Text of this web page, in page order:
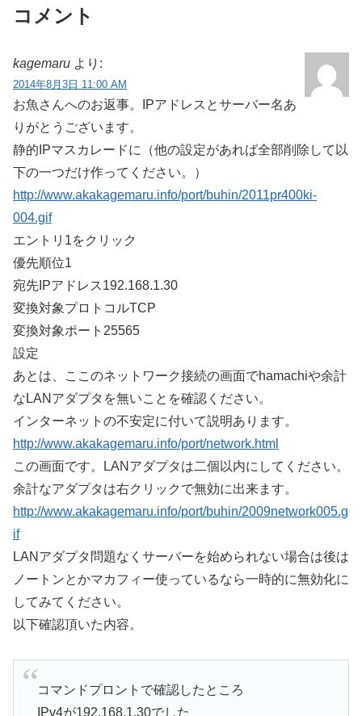
コメント
kagemaru より:
2014年8月3日 11:00 AM
お魚さんへのお返事。IPアドレスとサーバー名あ
りがとうございます。
静的IPマスカレードに（他の設定があれば全部削除して以
下の一つだけ作ってください。）
http://www.akakagemaru.info/port/buhin/2011pr400ki-
004.gif
エントリ1をクリック
優先順位1
宛先IPアドレス192.168.1.30
変換対象プロトコルTCP
変換対象ポート25565
設定
あとは、ここのネットワーク接続の画面でhamachiや余計
なLANアダプタを無いことを確認ください。
インターネットの不安定に付いて説明あります。
http://www.akakagemaru.info/port/network.html
この画面です。LANアダプタは二個以内にしてください。
余計なアダプタは右クリックで無効に出来ます。
http://www.akakagemaru.info/port/buhin/2009network005.g
if
LANアダプタ問題なくサーバーを始められない場合は後は
ノートンとかマカフィー使っているなら一時的に無効化に
してみてください。
以下確認頂いた内容。
コマンドプロントで確認したところ
IPv4が192.168.1.30でした